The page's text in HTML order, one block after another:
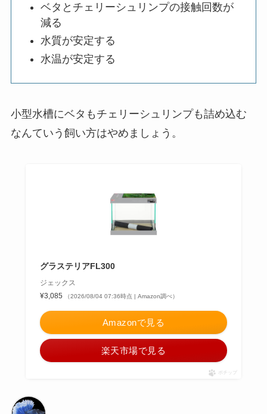
ベタとチェリーシュリンプの接触回数が
減る
水質が安定する
水温が安定する
小型水槽にベタもチェリーシュリンプも詰め込む
なんていう飼い方はやめましょう。
グラステリアFL300
ジェックス
¥3,085
（2026/08/04 07:36時点 | Amazon調べ）
Amazonで見る
楽天市場で見る
ポチップ